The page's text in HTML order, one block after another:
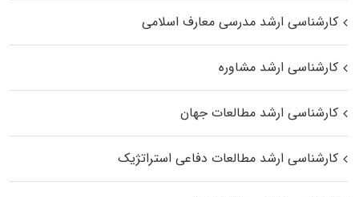
کارشناسی ارشد مدرسی معارف اسلامی
کارشناسی ارشد مشاوره
کارشناسی ارشد مطالعات جهان
کارشناسی ارشد مطالعات دفاعی استراتژیک